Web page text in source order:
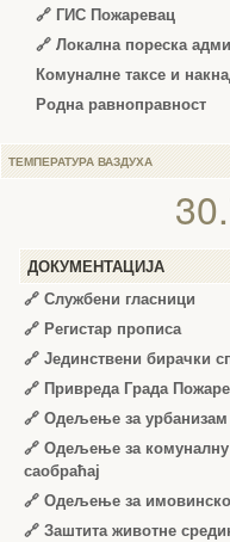
🔗 ГИС Пожаревац
🔗 Локална пореска
Комуналне таксе и
Родна равноправност
ТЕМПЕРАТУРА ВАЗДУХА
ДОКУМЕНТАЦИЈА
🔗 Службени гласници
🔗 Регистар прописа
🔗 Јединствени бирачки
🔗 Привреда Града
🔗 Одељење за урбанизам
🔗 Одељење за комуналну
саобраћај
🔗 Одељење за
🔗 Заштита животне